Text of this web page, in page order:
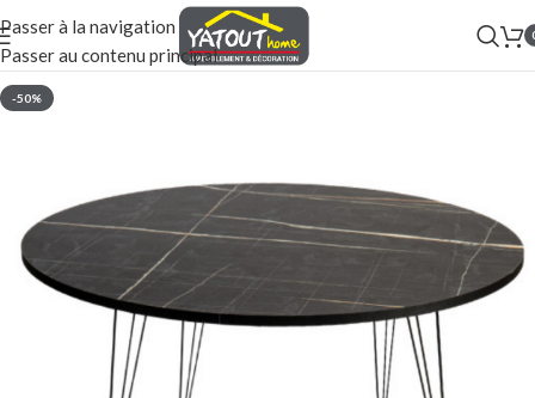
Passer à la navigation
Passer au contenu principal
-50%